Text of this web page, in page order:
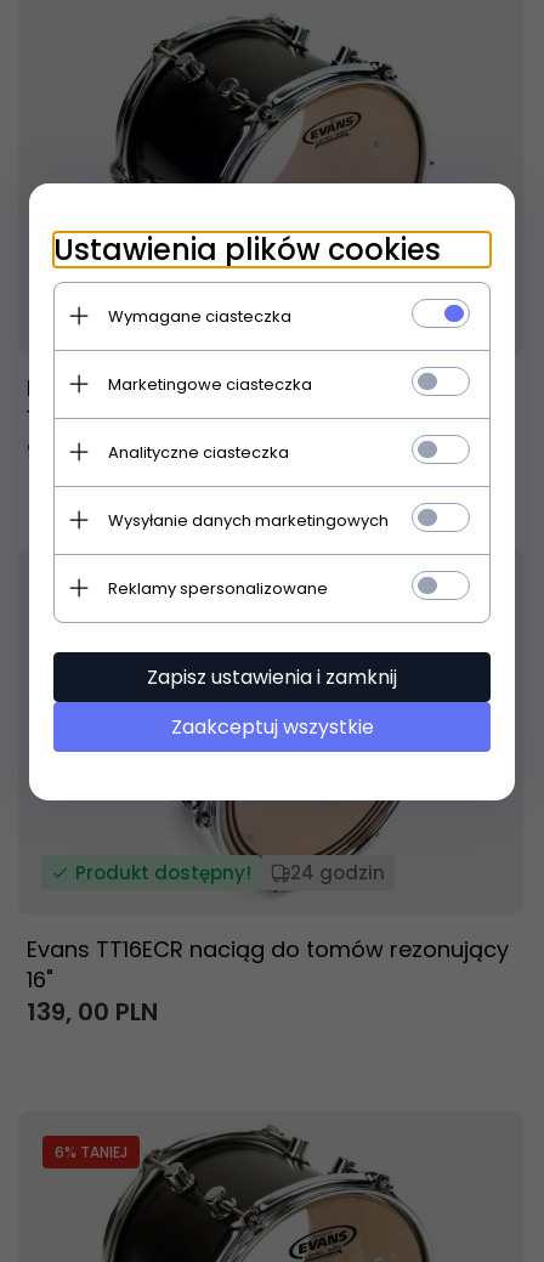
Produkt dostępny!
Evans TT16G2 naciąg do tomów uderzany
16"
99, 00 PLN
Produkt dostępny! 24 godzin
Evans TT16ECR naciąg do tomów rezonujący
16"
139, 00 PLN
6% TANIEJ
Ustawienia plików cookies
Wymagane ciasteczka
Marketingowe ciasteczka
Analityczne ciasteczka
Wysyłanie danych marketingowych
Reklamy spersonalizowane
Zapisz ustawienia i zamknij
Zaakceptuj wszystkie